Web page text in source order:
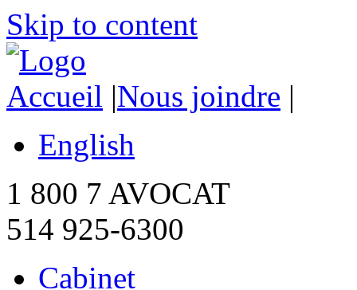
Skip to content
Accueil |Nous joindre |
English
1 800 7 AVOCAT
514 925-6300
Cabinet